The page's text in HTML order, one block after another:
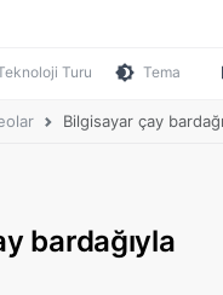
Turu Tema
Bilgisayar çay
bardağıyla